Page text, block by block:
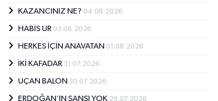
KAZANCINIZ NE? 04.08.2026
HABİS UR 03.08.2026
HERKES İÇİN ANAVATAN 01.08.2026
İKİ KAFADAR 31.07.2026
UÇAN BALON 30.07.2026
ERDOĞAN’IN ŞANSI YOK 29.07.2026